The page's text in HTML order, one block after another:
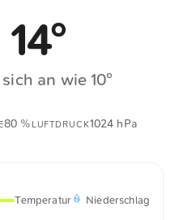
14°
an wie 10°
80 % LUFTDRUCK1024 hPa
Temperatur Niederschlag